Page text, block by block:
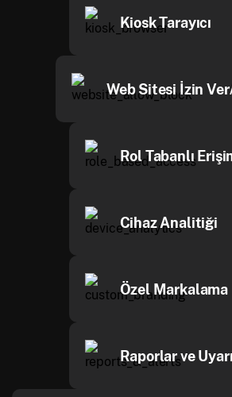
Kiosk Tarayıcı
Web Sitesi İzin
Rol Tabanlı
Cihaz Analitiği
Özel Markalama
Raporlar ve